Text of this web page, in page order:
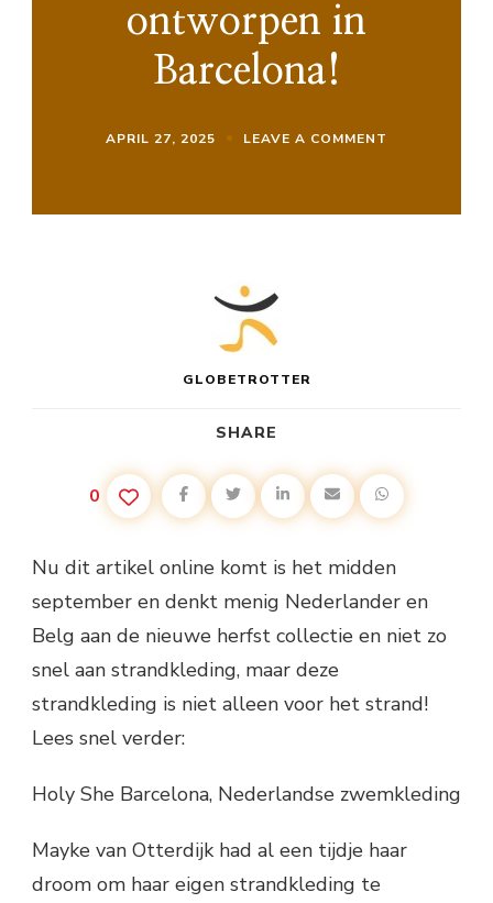
ontworpen in
Barcelona!
APRIL 27, 2025 LEAVE A COMMENT
BARCELONA!
GLOBETROTTER
SHARE
0
Nu dit artikel online komt is het midden
september en denkt menig Nederlander en
Belg aan de nieuwe herfst collectie en niet zo
snel aan strandkleding, maar deze
strandkleding is niet alleen voor het strand!
Lees snel verder:
Holy She Barcelona, Nederlandse zwemkleding
Mayke van Otterdijk had al een tijdje haar
droom om haar eigen strandkleding te